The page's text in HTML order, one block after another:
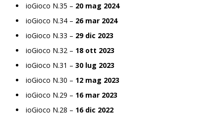
ioGioco N.35 – 20 mag 2024
ioGioco N.34 – 26 mar 2024
ioGioco N.33 – 29 dic 2023
ioGioco N.32 – 18 ott 2023
ioGioco N.31 – 30 lug 2023
ioGioco N.30 – 12 mag 2023
ioGioco N.29 – 16 mar 2023
ioGioco N.28 – 16 dic 2022